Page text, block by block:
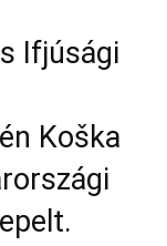
Ifjúsági
Koška